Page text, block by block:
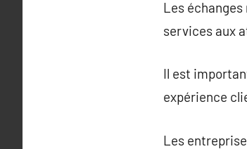
Les
services aux
Il est
expérience
Les